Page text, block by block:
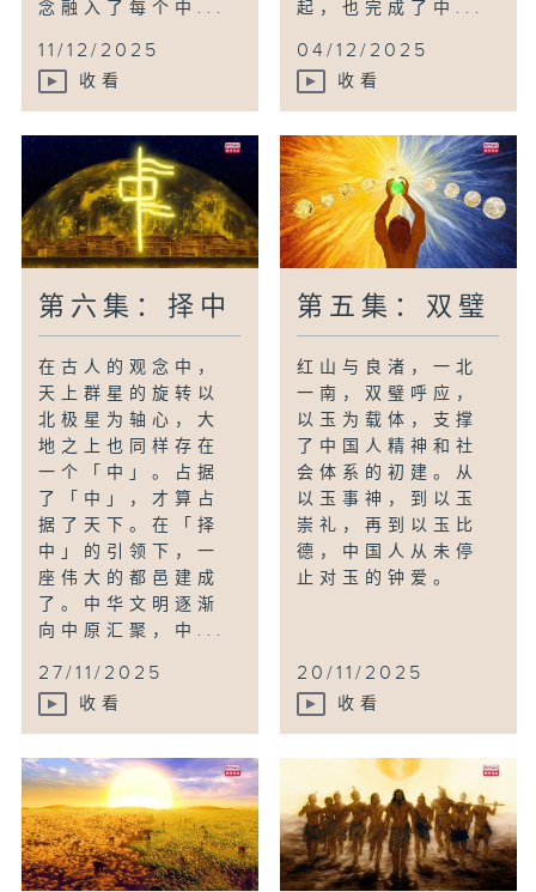
念融入了每个中...
11/12/2025
收看
起，也完成了中...
04/12/2025
收看
第六集：择中
在古人的观念中，
天上群星的旋转以
北极星为轴心，大
地之上也同样存在
一个「中」。占据
了「中」，才算占
据了天下。在「择
中」的引领下，一
座伟大的都邑建成
了。中华文明逐渐
向中原汇聚，中...
27/11/2025
收看
第五集：双璧
红山与良渚，一北
一南，双璧呼应，
以玉为载体，支撑
了中国人精神和社
会体系的初建。从
以玉事神，到以玉
崇礼，再到以玉比
德，中国人从未停
止对玉的钟爱。
20/11/2025
收看